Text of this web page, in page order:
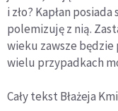
i zło? Kapłan
polemizuję z nią.
wieku zawsze będzie
wielu przypadkach
Cały tekst Błażeja